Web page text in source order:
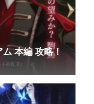
ム 本編 攻略！